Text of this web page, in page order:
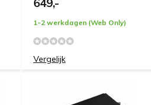
649,-
1-2 werkdagen (Web Only)
Vergelijk